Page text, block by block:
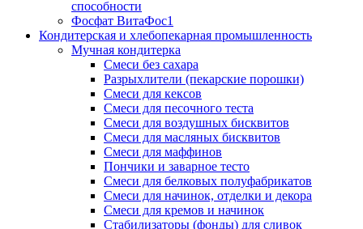
способности
Фосфат ВитаФос1
Кондитерская и хлебопекарная промышленность
Мучная кондитерка
Смеси без сахара
Разрыхлители (пекарские порошки)
Смеси для кексов
Смеси для песочного теста
Смеси для воздушных бисквитов
Смеси для масляных бисквитов
Смеси для маффинов
Пончики и заварное тесто
Cмеси для белковых полуфабрикатов
Смеси для начинок, отделки и декора
Смеси для кремов и начинок
Стабилизаторы (фонды) для сливок